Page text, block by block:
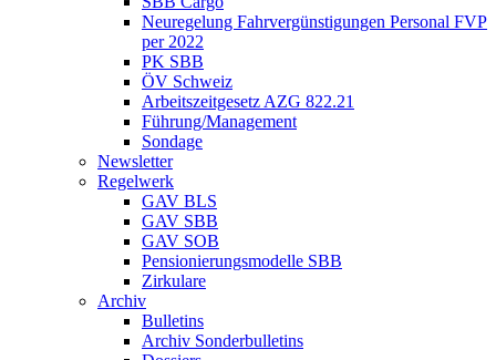
Neuregelung Fahrvergünstigungen Personal FVP
per 2022
PK SBB
ÖV Schweiz
Arbeitszeitgesetz AZG 822.21
Führung/Management
Sondage
Newsletter
Regelwerk
GAV BLS
GAV SBB
GAV SOB
Pensionierungsmodelle SBB
Zirkulare
Archiv
Bulletins
Archiv Sonderbulletins